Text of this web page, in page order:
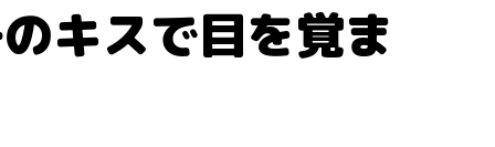
キスで目を覚ま